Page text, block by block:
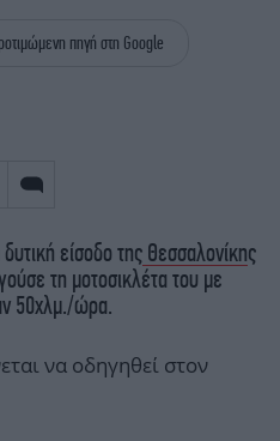
THE OCEAN
πηγή στη Google
είσοδο της Θεσσαλονίκης
τη μοτοσικλέτα του με
50χλμ./ώρα.
να οδηγηθεί στον